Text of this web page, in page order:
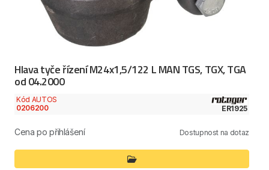
Hlava tyče řízení M24x1,5/122 L MAN TGS, TGX, TGA
od 04.2000
Kód AUTOS
0206200
ER1925
Cena po přihlášení Dostupnost na dotaz